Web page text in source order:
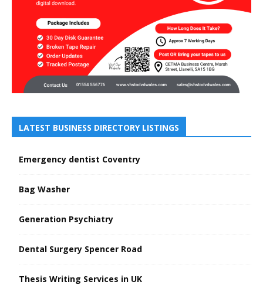
LATEST BUSINESS DIRECTORY LISTINGS
Emergency dentist Coventry
Bag Washer
Generation Psychiatry
Dental Surgery Spencer Road
Thesis Writing Services in UK